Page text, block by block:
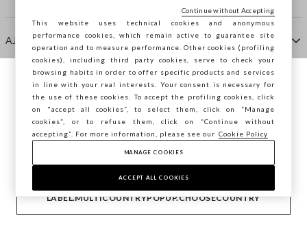
AJUDA
EMPRESA
CONTACTE-NOS
Copyright © Ovs S.p.A. -
Está a navegar na STEFANEL Portugal,
deseja guardar a sua localização?
CONFIRMAR
LABEL.MULTICOUNTRYPOPUP.CHOOSECOUNTRY
footer.item.country Portugal
This website uses technical cookies and anonymous
performance cookies, which remain active to guarantee site
operation and to measure performance. Other cookies (profiling
cookies), including third party cookies, serve to check your
browsing habits in order to offer specific products and services
in line with your real interests. Your consent is necessary for
the use of these cookies. To accept the profiling cookies, click
on "accept all cookies”, to select them, click on “Manage
cookies”, or to refuse them, click on “Continue without
accepting”. For more information, please see our Cookie Policy
MANAGE COOKIES
ACCEPT ALL COOKIES
Continue without Accepting